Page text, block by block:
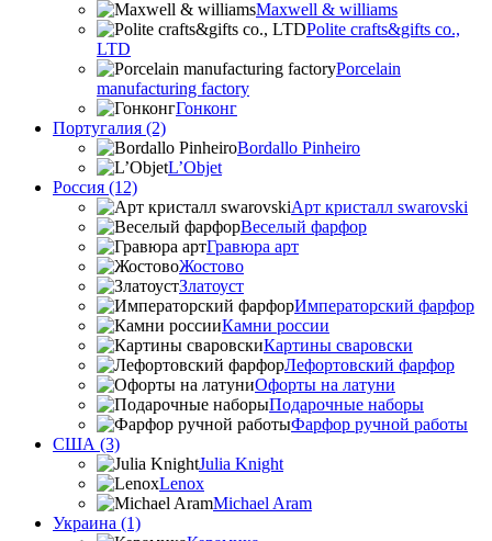
Maxwell & williams
Polite crafts&gifts co.,
LTD
Porcelain
manufacturing factory
Гонконг
Португалия (2)
Bordallo Pinheiro
L’Objet
Россия (12)
Арт кристалл swarovski
Веселый фарфор
Гравюра арт
Жостово
Златоуст
Императорский фарфор
Камни россии
Картины сваровски
Лефортовский фарфор
Офорты на латуни
Подарочные наборы
Фарфор ручной работы
США (3)
Julia Knight
Lenox
Michael Aram
Украина (1)